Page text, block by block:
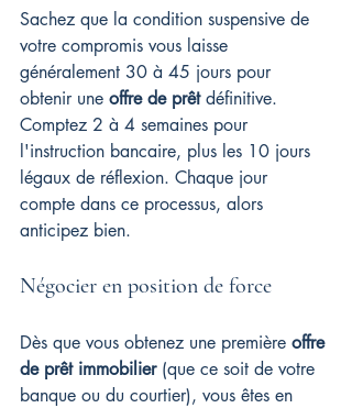
Sachez que la condition suspensive de
votre compromis vous laisse
généralement 30 à 45 jours pour
obtenir une offre de prêt définitive.
Comptez 2 à 4 semaines pour
l'instruction bancaire, plus les 10 jours
légaux de réflexion. Chaque jour
compte dans ce processus, alors
anticipez bien.
Négocier en position de force
Dès que vous obtenez une première offre
de prêt immobilier (que ce soit de votre
banque ou du courtier), vous êtes en